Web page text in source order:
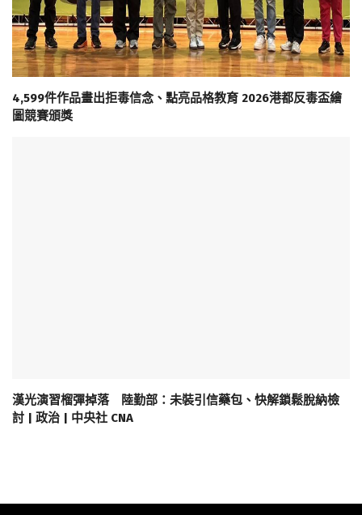
4,599件作品畫出拒毒信念、點亮品格教育 2026港都反毒盃繪
圖競賽頒獎
漢光演習榴彈掉落 陸勤部：未裝引信藥包、快解鎖鬆脫納檢
討 | 政治 | 中央社 CNA